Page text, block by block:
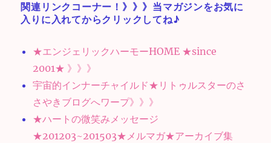
関連リンクコーナー！》》》当マガジンをお気に
入りに入れてからクリックしてね♪
★エンジェリックハーモーHOME ★since
2001★ 》》》
宇宙的インナーチャイルド★リトゥルスターのさ
さやきブログへワープ》》》
★ハートの微笑みメッセージ
★201203~201503★メルマガ★アーカイブ集